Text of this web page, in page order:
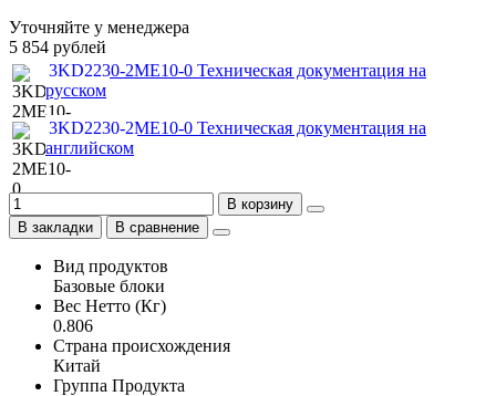
Уточняйте у менеджера
5 854 рублей
3KD2230-2ME10-0 Техническая документация на
русском
3KD2230-2ME10-0 Техническая документация на
английском
В корзину
В закладки
В сравнение
Вид продуктов
Базовые блоки
Вес Нетто (Кг)
0.806
Страна происхождения
Китай
Группа Продукта